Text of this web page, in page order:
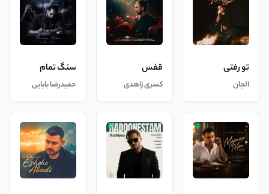
تو رفتی
الجان
قفس
کسری زاهدی
سنگ تمام
حمیدرضا بابایی